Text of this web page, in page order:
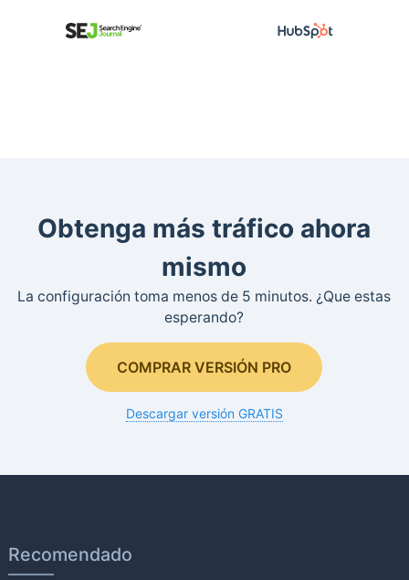
Obtenga más tráfico ahora
mismo
La configuración toma menos de 5 minutos. ¿Que estas
esperando?
COMPRAR VERSIÓN PRO
Descargar versión GRATIS
Recomendado